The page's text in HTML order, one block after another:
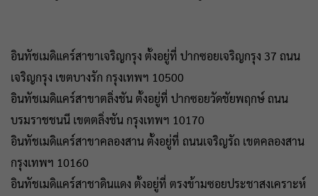
อินทัชเมดิแคร์สาขาเจริญกรุง ตั้งอยู่ที่ ปากซอยเจริญกรุง 37 ถนน
เจริญกรุง เขตบางรัก กรุงเทพฯ 10500
อินทัชเมดิแคร์สาขาตลิ่งชัน ตั้งอยู่ที่ ปากซอยวัดชัยพฤกษ์ ถนน
บรมราชชนนี เขตตลิ่งชัน กรุงเทพฯ 10170
อินทัชเมดิแคร์สาขาคลองสาน ตั้งอยู่ที่ ถนนเจริญรัถ เขตคลองสาน
กรุงเทพฯ 10160
อินทัชเมดิแคร์สาชาดินแดง ตั้งอยู่ที่ ตรงข้ามซอยประชาสงเคราะห์